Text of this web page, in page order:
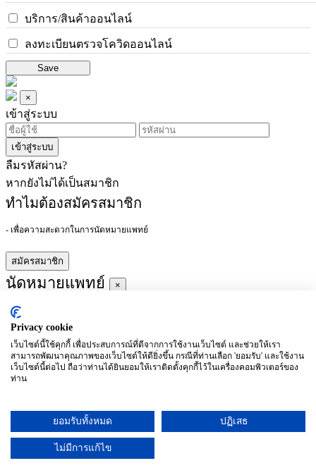
บริการ/สินค้าออนไลน์
ลงทะเบียนตรวจโควิดออนไลน์
Save
×
เข้าสู่ระบบ
เข้าสู่ระบบ
ลืมรหัสผ่าน?
หากยังไม่ได้เป็นสมาชิก
ทำไมต้องสมัครสมาชิก
- เพื่อความสะดวกในการนัดหมายแพทย์
สมัครสมาชิก
นัดหมายแพทย์ ×
ผู้ชำนาญการ
ประจำ :
อาทิตย์
จันทร์
(27/09)
อังคาร
(28/09)
พุธ
พฤหัสบดี
ศุกร์
เสาร์
Privacy cookie
เว็บไซต์นี้ใช้คุกกี้ เพื่อประสบการณ์ที่ดีจากการใช้งานเว็บไซต์ และช่วยให้เรา
สามารถพัฒนาคุณภาพของเว็บไซต์ให้ดียิ่งขึ้น กรณีที่ท่านเลือก 'ยอมรับ' และใช้งาน
เว็บไซต์นี้ต่อไป ถือว่าท่านได้ยินยอมให้เราติดตั้งคุกกี้ไว้ในเครื่องคอมพิวเตอร์ของ
ท่าน
ยอมรับทั้งหมด ปฏิเสธ
ไม่มีการแก้ไข